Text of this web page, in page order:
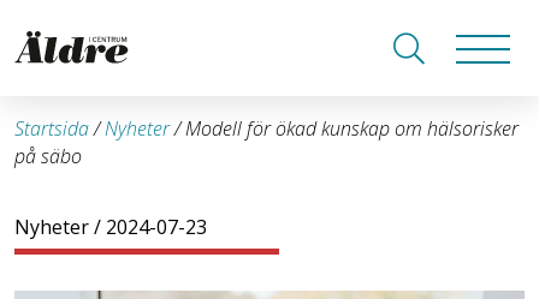
Startsida/Nyheter/Modell för ökad kunskap om hälsorisker
på säbo
Nyheter/ 2024-07-23